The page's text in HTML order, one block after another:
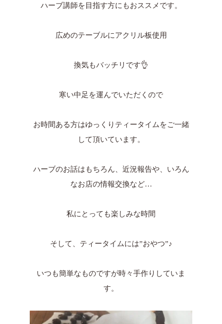
ハーブ講師を目指す方にもおススメです。
広めのテーブルにアクリル板使用
換気もバッチリです👌
寒い中足を運んでいただくので
お時間ある方はゆっくりティータイムをご一緒
して頂いています。
ハーブのお話はもちろん、近況報告や、いろん
なお店の情報交換など…
私にとっても楽しみな時間
そして、ティータイムには”おやつ”♪
いつも簡単なものですが時々手作りしていま
す。